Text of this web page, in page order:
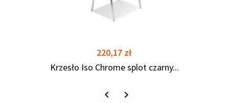
Cena
220,17 zł
Krzesło Iso Chrome splot czarny...